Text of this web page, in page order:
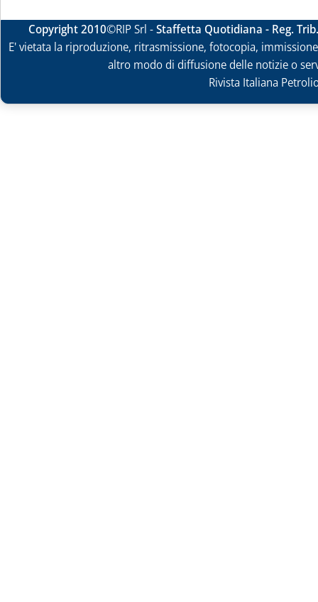
Copyright 2010©RIP Srl -Staffetta Quotidiana - Reg.
E' vietata la riproduzione, ritrasmissione, fotocopia,
altro modo di diffusione delle notizie o
Rivista Italiana